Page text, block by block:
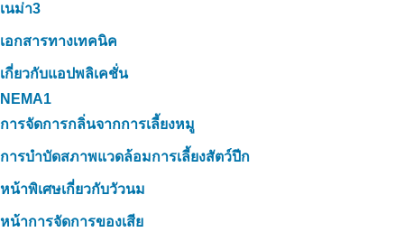
เนม่า3
เอกสารทางเทคนิค
เกี่ยวกับแอปพลิเคชั่น
NEMA1
การจัดการกลิ่นจากการเลี้ยงหมู
การบำบัดสภาพแวดล้อมการเลี้ยงสัตว์ปีก
หน้าพิเศษเกี่ยวกับวัวนม
หน้าการจัดการของเสีย